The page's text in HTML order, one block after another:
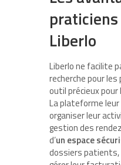
Liberlo
Liberlo ne facilite
recherche pour
outil précieux
La plateforme
organiser leur
gestion des
d’un espace
dossiers patients,